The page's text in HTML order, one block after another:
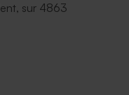
sur 4863